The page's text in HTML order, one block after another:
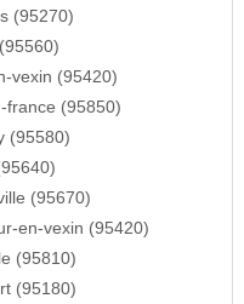
(95270)
vexin (95420)
france (95850)
(95580)
(95670)
en-vexin (95420)
(95810)
(95180)